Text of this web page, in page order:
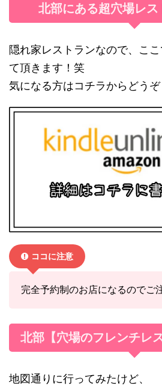
北部にある超穴場レ
隠れ家レストランなので、こ
て頂きます！笑
気になる方はコチラからどうぞ
ココに注意
完全予約制のお店になるのでご
北部【穴場のフレンチレ
地図通りに行ってみたけど、